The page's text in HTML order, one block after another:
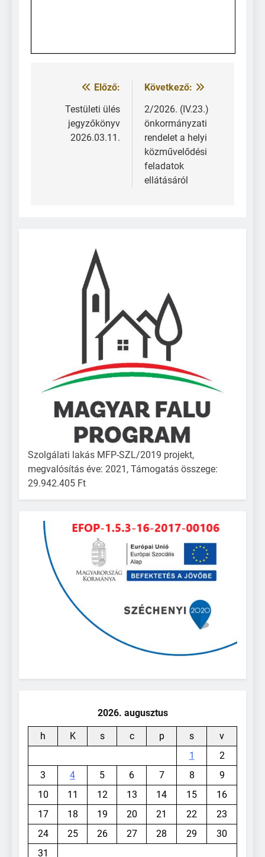
Előző:
Testületi ülés
jegyzőkönyv
2026.03.11.
Következő:
2/2026. (IV.23.)
önkormányzati
rendelet a helyi
közművelődési
feladatok
ellátásáról
Szolgálati lakás MFP-SZL/2019 projekt,
megvalósítás éve: 2021, Támogatás összege:
29.942.405 Ft
2026. augusztus
h K s c p s
v
1
2
3
4 5 6 7 8
9
10
11 12 13 14 15
16
17
18 19 20 21 22
23
24
25 26 27 28 29
30
31